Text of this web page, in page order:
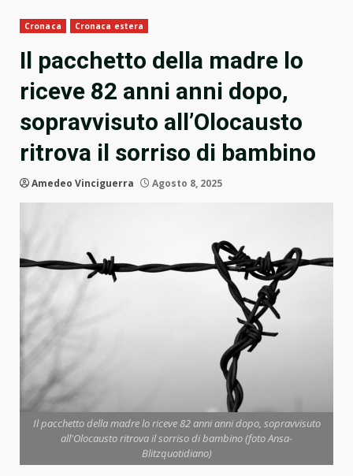
Cronaca Cronaca estera
Il pacchetto della madre lo
riceve 82 anni anni dopo,
sopravvisuto all’Olocausto
ritrova il sorriso di bambino
Amedeo Vinciguerra Agosto 8, 2025
Il pacchetto della madre lo riceve 82 anni anni dopo, sopravvisuto
all'Olocausto ritrova il sorriso di bambino (foto Ansa-
Blitzquotidiano)